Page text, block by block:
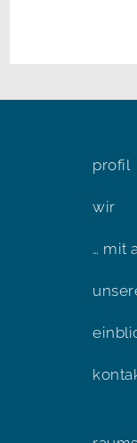
profil
wir
… mit